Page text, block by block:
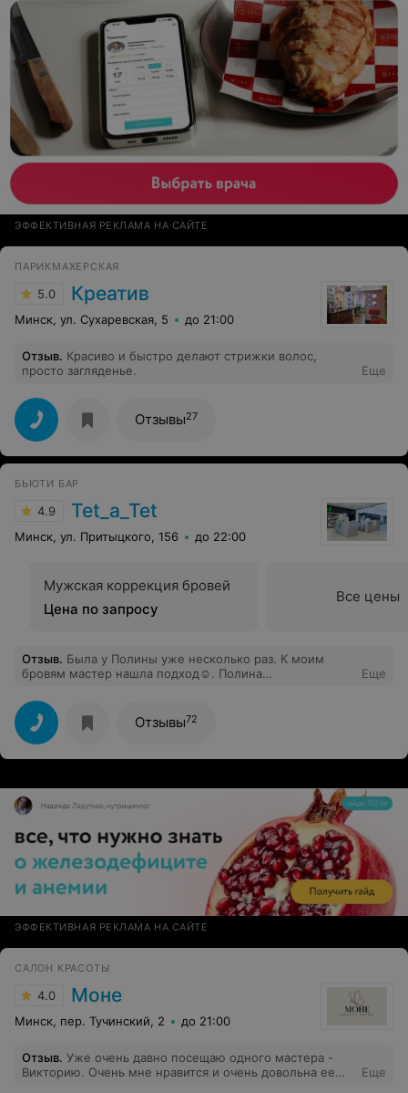
ЭФФЕКТИВНАЯ РЕКЛАМА НА САЙТЕ
ПАРИКМАХЕРСКАЯ
5.0 Креатив
Минск, ул. Сухаревская, 5 до 21:00
Отзыв. Красиво и быстро делают стрижки волос,
просто загляденье.
Еще
Отзывы27
БЬЮТИ БАР
4.9 Tet_a_Tet
Минск, ул. Притыцкого, 156 до 22:00
Мужская коррекция бровей
Цена по запросу
Все цены
Отзыв. Была у Полины уже несколько раз. К моим
бровям мастер нашла подход☺️. Полина
Я очень довольна результатом. К тому же
немаловажным является то,что с мастером приятно
побеседовать,время проходит незаметно.
Еще
Отзывы72
ЭФФЕКТИВНАЯ РЕКЛАМА НА САЙТЕ
САЛОН КРАСОТЫ
4.0 Моне
Минск, пер. Тучинский, 2 до 21:00
Отзыв. Уже очень давно посещаю одного мастера -
Викторию. Очень мне нравится и очень довольна ее
Еще